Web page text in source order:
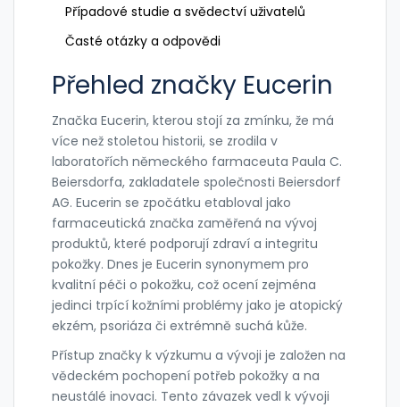
Případové studie a svědectví uživatelů
Časté otázky a odpovědi
Přehled značky Eucerin
Značka Eucerin, kterou stojí za zmínku, že má
více než stoletou historii, se zrodila v
laboratořích německého farmaceuta Paula C.
Beiersdorfa, zakladatele společnosti Beiersdorf
AG. Eucerin se zpočátku etabloval jako
farmaceutická značka zaměřená na vývoj
produktů, které podporují zdraví a integritu
pokožky. Dnes je Eucerin synonymem pro
kvalitní péči o pokožku, což ocení zejména
jedinci trpící kožními problémy jako je atopický
ekzém, psoriáza či extrémně suchá kůže.
Přístup značky k výzkumu a vývoji je založen na
vědeckém pochopení potřeb pokožky a na
neustálé inovaci. Tento závazek vedl k vývoji